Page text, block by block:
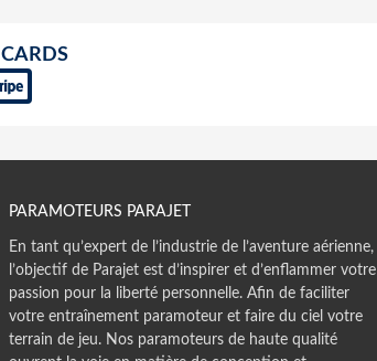
PARAMOTEURS PARAJET
En tant qu’expert de l’industrie de l’aventure aérienne,
l’objectif de Parajet est d’inspirer et d’enflammer votre
passion pour la liberté personnelle. Afin de faciliter
votre entraînement paramoteur et faire du ciel votre
terrain de jeu. Nos paramoteurs de haute qualité